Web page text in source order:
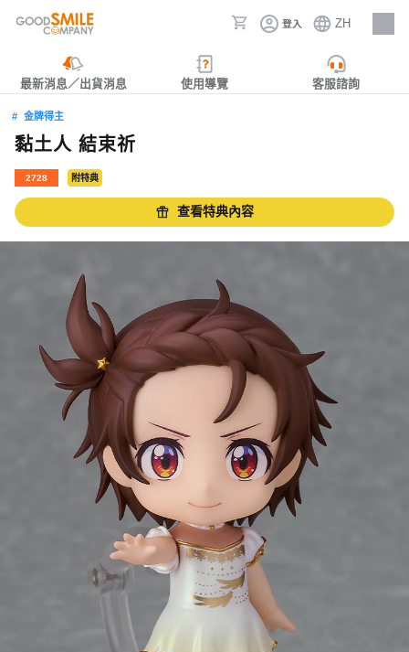
登入 ZH
人才招募
最新消息／出貨消息 使用導覽 客服諮詢
金牌得主
黏土人 結束祈
2728 附特典
查看特典內容